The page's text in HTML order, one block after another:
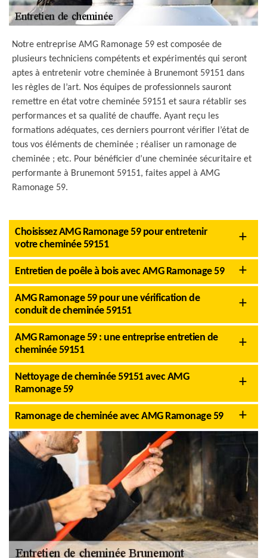
Notre entreprise AMG Ramonage 59 est composée de
plusieurs techniciens compétents et expérimentés qui seront
aptes à entretenir votre cheminée à Brunemont 59151 dans
les règles de l’art. Nos équipes de professionnels sauront
remettre en état votre cheminée 59151 et saura rétablir ses
performances et sa qualité de chauffe. Ayant reçu les
formations adéquates, ces derniers pourront vérifier l’état de
tous vos éléments de cheminée ; réaliser un ramonage de
cheminée ; etc. Pour bénéficier d’une cheminée sécuritaire et
performante à Brunemont 59151, faites appel à AMG
Ramonage 59.
Choisissez AMG Ramonage 59 pour entretenir
votre cheminée 59151
Entretien de poêle à bois avec AMG Ramonage 59
AMG Ramonage 59 pour une vérification de
conduit de cheminée 59151
AMG Ramonage 59 : une entreprise entretien de
cheminée 59151
Nettoyage de cheminée 59151 avec AMG
Ramonage 59
Ramonage de cheminée avec AMG Ramonage 59